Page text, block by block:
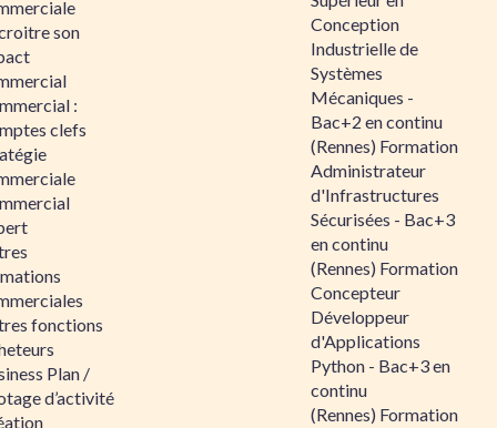
son
:
clefs
fonctions
Plan /
d’activité
Conception
Industrielle de
Systèmes
Mécaniques -
Bac+2 en continu
(Rennes) Formation
Administrateur
d'Infrastructures
Sécurisées - Bac+3
en continu
(Rennes) Formation
Concepteur
Développeur
d'Applications
Python - Bac+3 en
continu
(Rennes) Formation